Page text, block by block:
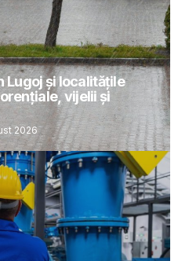
Lugoj și localitățile
vijelii și
2026